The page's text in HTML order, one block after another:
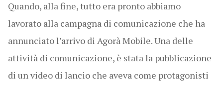
Quando, alla fine, tutto era pronto abbiamo
lavorato alla campagna di comunicazione che ha
annunciato l’arrivo di Agorà Mobile. Una delle
attività di comunicazione, è stata la pubblicazione
di un video di lancio che aveva come protagonisti